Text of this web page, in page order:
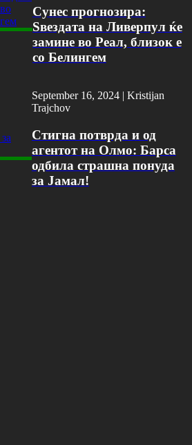
Сунес прогнозира:
Ѕвездата на Ливерпул ќе
замине во Реал, близок е
со Белингем
September 16, 2024 | Kristijan
Trajchov
Стигна потврда и од
агентот на Олмо: Барса
одбила страшна понуда
за Јамал!